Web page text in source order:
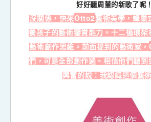
好好聽周董的新歌了呢！
沒關係，快來Otto2藝術美學，蜂巢
養孩子的藝術鑒賞能力。十二循環架
藝術創作思維。 前面提到的藝術家，
們，可是全部創作過。相信他們聽到
興奮的說：我認識這個藝